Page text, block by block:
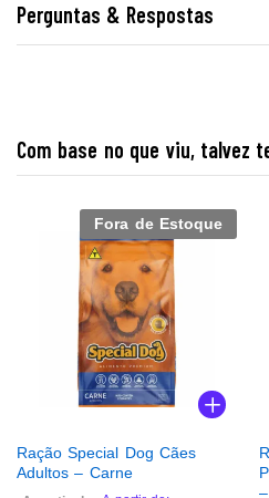
Perguntas & Respostas
Com base no que viu, talvez
Fora de Estoque
Ração Special Dog Cães
Adultos – Carne